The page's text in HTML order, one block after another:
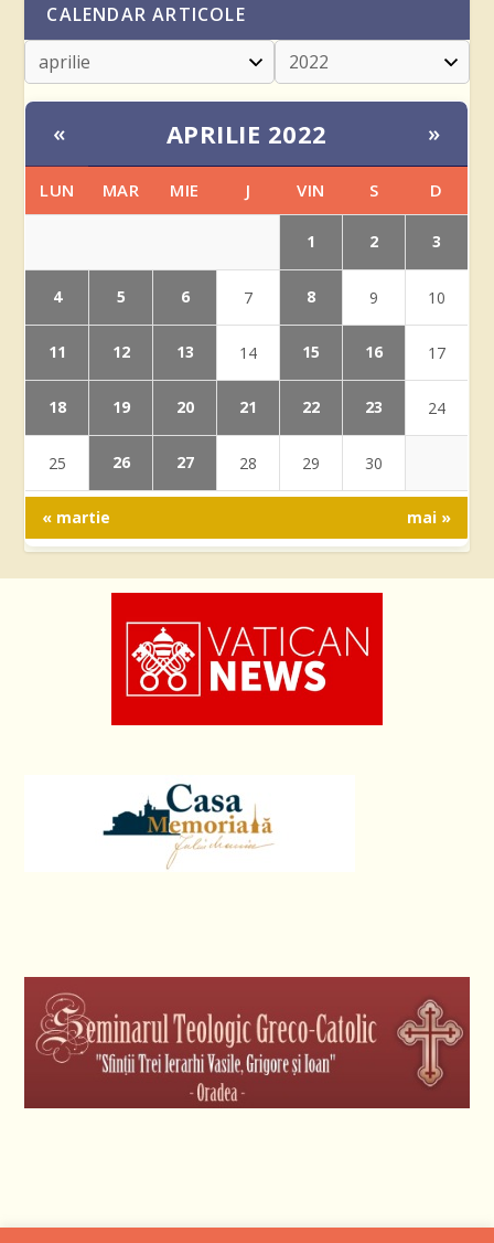
CALENDAR ARTICOLE
« APRILIE 2022 »
LUN MAR MIE J VIN S D
1 2 3
4 5 6 7 8 9 10
11 12 13 14 15 16 17
18 19 20 21 22 23 24
25 26 27 28 29 30
« martie mai »